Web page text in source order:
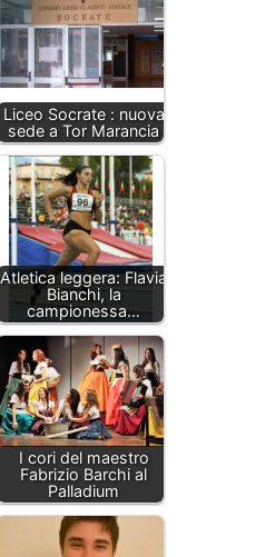
Liceo Socrate : nuova
sede a Tor Marancia
Atletica leggera: Flavia
Bianchi, la
campionessa…
I cori del maestro
Fabrizio Barchi al
Palladium